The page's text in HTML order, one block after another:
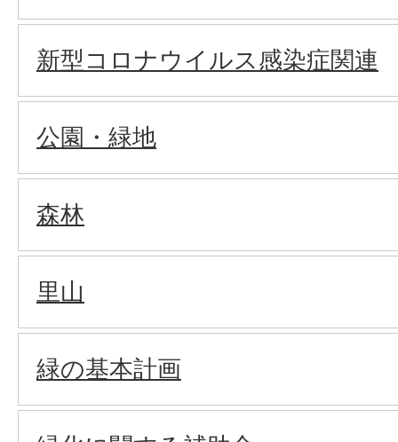
新型コロナウイルス感染症関連
公園・緑地
森林
里山
緑の基本計画